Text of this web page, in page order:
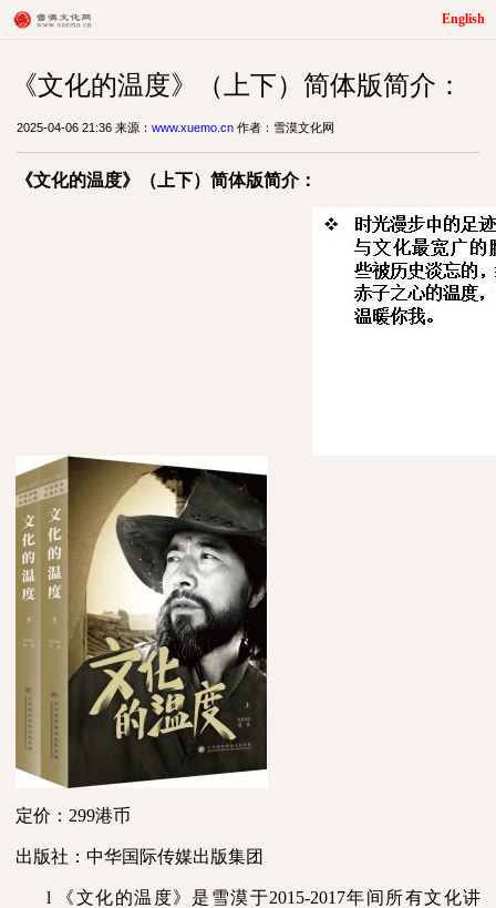
English
《文化的温度》（上下）简体版简介：
2025-04-06 21:36 来源： www.xuemo.cn 作者：雪漠文化网
《文化的温度》 （ 上下） 简体版简介：
定价： 299港币
出版社：中华国际传媒出版集团
l 《文化的温度》是雪漠于2015-2017年间所有文化讲